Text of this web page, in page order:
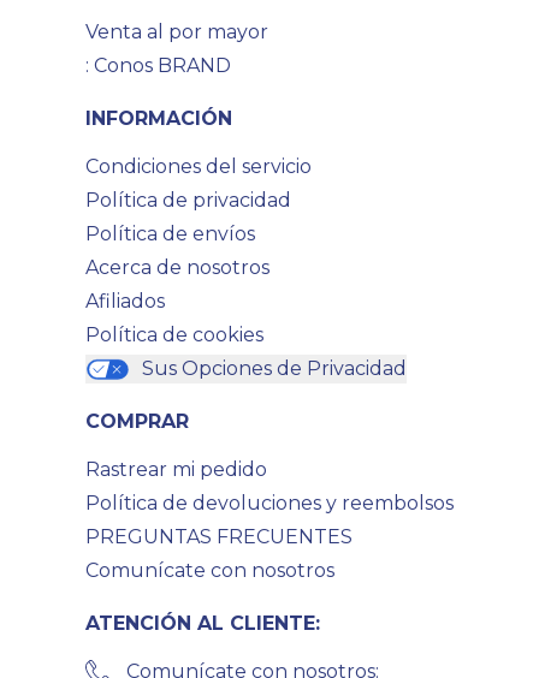
Venta al por mayor
: Conos BRAND
INFORMACIÓN
Condiciones del servicio
Política de privacidad
Política de envíos
Acerca de nosotros
Afiliados
Política de cookies
Sus Opciones de Privacidad
COMPRAR
Rastrear mi pedido
Política de devoluciones y reembolsos
PREGUNTAS FRECUENTES
Comunícate con nosotros
ATENCIÓN AL CLIENTE:
Comunícate con nosotros: